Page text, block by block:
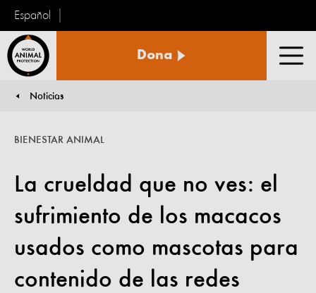
Español
Animal
Dona
Noticias
La crueldad que no ves: el
sufrimiento de los macacos
usados como mascotas para
contenido de las redes
BIENESTAR ANIMAL